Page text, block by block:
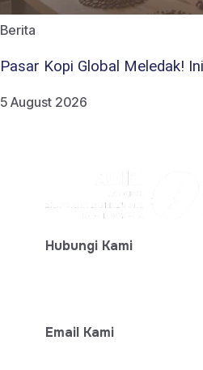
Berita
Pasar Kopi Global Meledak!
5 August 2026
Hubungi Kami
Email Kami